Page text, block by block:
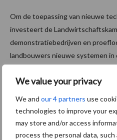
We value your privacy
We and our 4 partners use
technologies to improve your
may store and/or access
process the personal data, such
Om de toepassing van nieuwe
investeert de
demonstratiebedrijven en
landbouwers nieuwe systemen
technieken versnellen”, aldus
Economie blijft
Ondanks de technische